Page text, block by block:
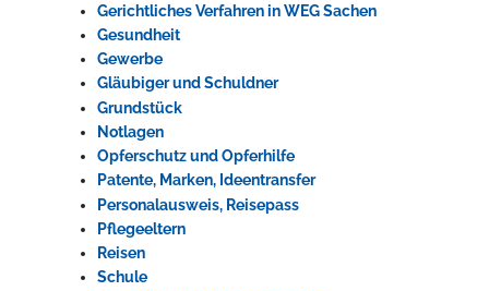
Erleben in Hockenheim
Gerichtliches Verfahren in WEG Sachen
Gesundheit
Gewerbe
Gläubiger und Schuldner
Grundstück
Notlagen
Opferschutz und Opferhilfe
Patente, Marken, Ideentransfer
Personalausweis, Reisepass
Pflegeeltern
Reisen
Schule